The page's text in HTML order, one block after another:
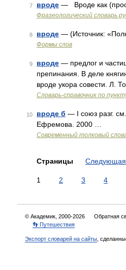
7 вроде — Вроде как
Фразеологический словарь
8 вроде — (Источник:
Формы слов
9 вроде — предлог и
препинания. В деле
вроде укора совести. Л.
Словарь-справочник по
10 вроде б — I союз разг.
Ефремова. 2000 …
Современный толковый
Страницы Следующая
1 2 3 4
© Академик, 2000-2026 Обратная
👣 Путешествия
Экспорт словарей на сайты ,